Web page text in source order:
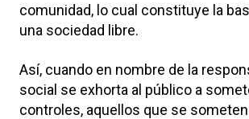
comunidad, lo cual constituye la
una sociedad libre.
Así, cuando en nombre de la
social se exhorta al público a
controles, aquellos que se